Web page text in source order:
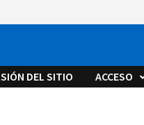
DEL SITIO ACCESO